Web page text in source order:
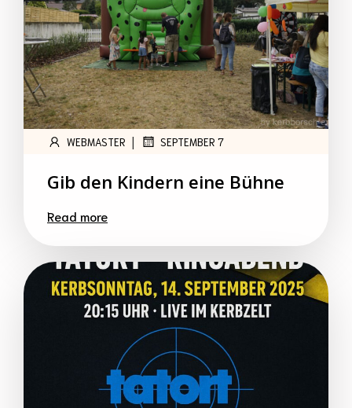
WEBMASTER | SEPTEMBER 7
Gib den Kindern eine Bühne
Read more